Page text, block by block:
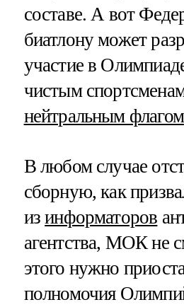
составе. А вот
биатлону может
участие в
чистым
нейтральным флагом
В любом случае
сборную, как
изинформаторов
агентства, МОК не
этого нужно
полномочия